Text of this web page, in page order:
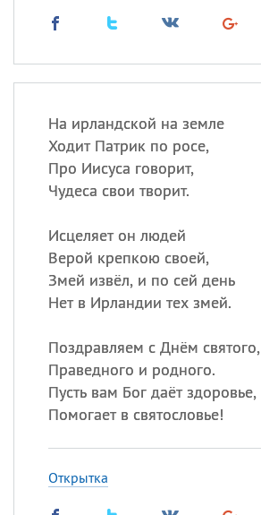
На ирландской на земле
Ходит Патрик по росе,
Про Иисуса говорит,
Чудеса свои творит.
Исцеляет он людей
Верой крепкою своей,
Змей извёл, и по сей день
Нет в Ирландии тех змей.
Поздравляем с Днём святого,
Праведного и родного.
Пусть вам Бог даёт здоровье,
Помогает в святословье!
Открытка